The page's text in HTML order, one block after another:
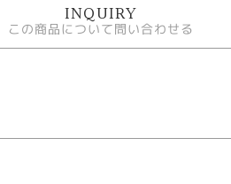
INQUIRY
この商品について問い合わせる